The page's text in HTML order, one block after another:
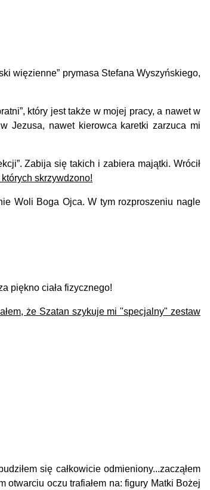
więzienne” prymasa Stefana Wyszyńskiego,
który jest także w mojej pracy, a nawet w
Jezusa, nawet kierowca karetki zarzuca mi
Zabija się takich i zabiera majątki. Wrócił
skrzywdzono!
Woli Boga Ojca.W tym rozproszeniu nagle
piękno ciała fizycznego!
że Szatan szykuje mi "specjalny" zestaw
się całkowicie odmieniony...zacząłem
otwarciu oczu trafiałem na: figury Matki Bożej